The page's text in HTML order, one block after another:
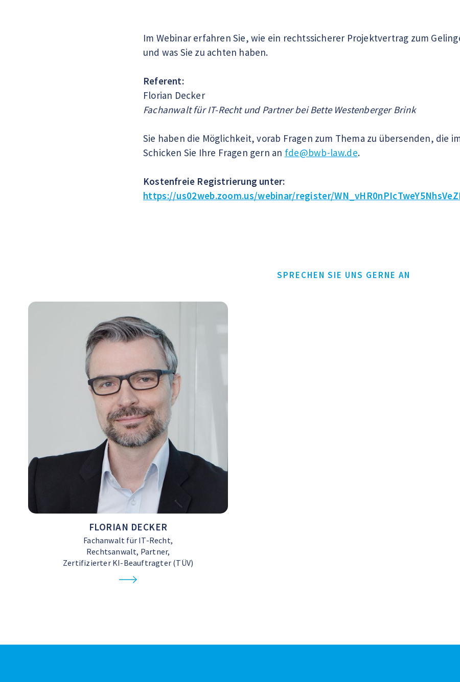
Im Webinar erfahren Sie, wie ein rechtssicherer Projektvertrag zum
und was Sie zu achten haben.
Referent:
Florian Decker
Fachanwalt für IT-Recht und Partner bei Bette Westenberger Brink
Sie haben die Möglichkeit, vorab Fragen zum Thema zu übersenden, die
Schicken Sie Ihre Fragen gern an fde@bwb-law.de.
Kostenfreie Registrierung unter:
https://us02web.zoom.us/webinar/register/
SPRECHEN SIE UNS GERNE AN
FLORIAN DECKER
Fachanwalt für IT-Recht,
Rechtsanwalt, Partner,
Zertifizierter KI-Beauftragter (TÜV)